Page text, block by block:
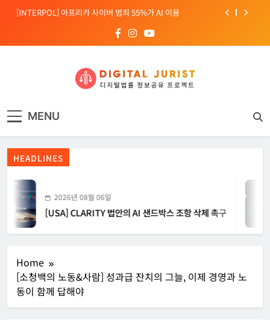
Skip[INTERPOL] 아프리카 사이버 범죄 55%가 AI 이용
[소청백의 노동&사람] 삼성SDS 노동조합 설립을 바라보며
[USA] CLARITY 법안의 AI 샌드박스 조항 삭제 촉구
[INTERPOL] 아프리카 사이버 범죄 55%가 AI 이용
[소청백의 노동&사람] 삼성SDS 노동조합 설립을 바라보며
MENU
HEADLINES
2026년 08월 06일
[USA] CLARITY 법안의 AI 샌드박스 조항 삭제 촉구
Home
[소청백의 노동&사람] 성과급 잔치의 그늘, 이제 경영과 노
동이 함께 답해야